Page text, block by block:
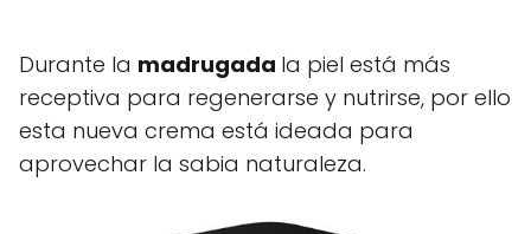
Durante la madrugada la piel está más
receptiva para regenerarse y nutrirse, por ello
esta nueva crema está ideada para
aprovechar la sabia naturaleza.